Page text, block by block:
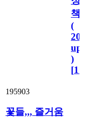
책
(
update
)
[110
195903
꽃들,,, 즐거움